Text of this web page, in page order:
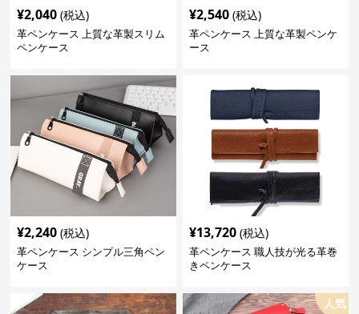
¥2,040 (税込)
革ペンケース 上質な革製スリム
ペンケース
¥2,540 (税込)
革ペンケース 上質な革製ペンケ
ース
¥2,240 (税込)
革ペンケース シンプル三角ペン
ケース
¥13,720 (税込)
革ペンケース 職人技が光る革巻
きペンケース
人気